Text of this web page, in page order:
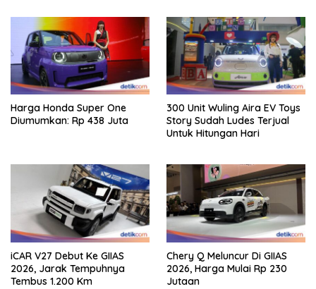
Harga Honda Super One
Diumumkan: Rp 438 Juta
300 Unit Wuling Aira EV Toys
Story Sudah Ludes Terjual
Untuk Hitungan Hari
iCAR V27 Debut Ke GIIAS
2026, Jarak Tempuhnya
Tembus 1.200 Km
Chery Q Meluncur Di GIIAS
2026, Harga Mulai Rp 230
Jutaan